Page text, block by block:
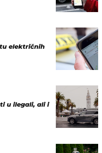
električnih
u ilegali, ali i